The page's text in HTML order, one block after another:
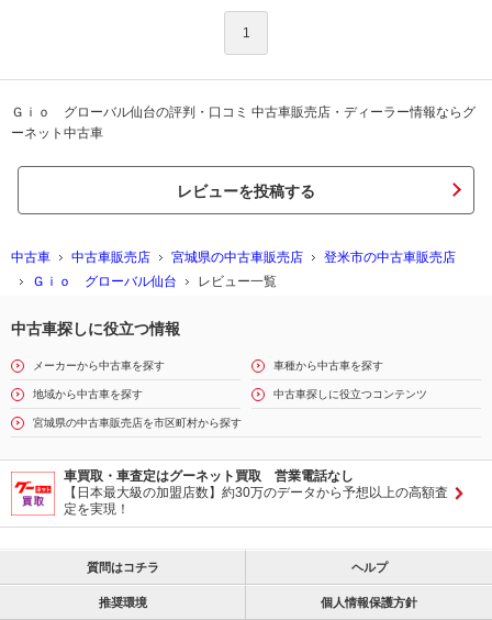
1
Ｇｉｏ グローバル仙台の評判・口コミ 中古車販売店・ディーラー情報ならグ
ーネット中古車
レビューを投稿する
中古車 中古車販売店 宮城県の中古車販売店
登米市の中古車販売店
Ｇｉｏ グローバル仙台
レビュー一覧
中古車探しに役立つ情報
メーカーから中古車を探す 車種から中古車を探す
地域から中古車を探す 中古車探しに役立つコンテンツ
宮城県の中古車販売店を市区町村から探す
車買取・車査定はグーネット買取 営業電話なし
【日本最大級の加盟店数】約30万のデータから予想以上の高額査
定を実現！
質問はコチラ ヘルプ
推奨環境 個人情報保護方針